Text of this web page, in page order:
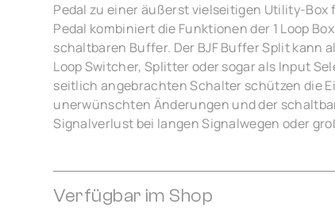
Pedal zu einer äußerst vielseitigen Utility-Box
Pedal kombiniert die Funktionen der 1 Loop
schaltbaren Buffer. Der BJF Buffer Split kann
Loop Switcher, Splitter oder sogar als Input
seitlich angebrachten Schalter schützen die
unerwünschten Änderungen und der
Signalverlust bei langen Signalwegen oder
Verfügbar im Shop